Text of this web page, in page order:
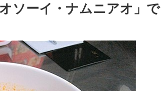
ソーイ・ナムニアオ」で